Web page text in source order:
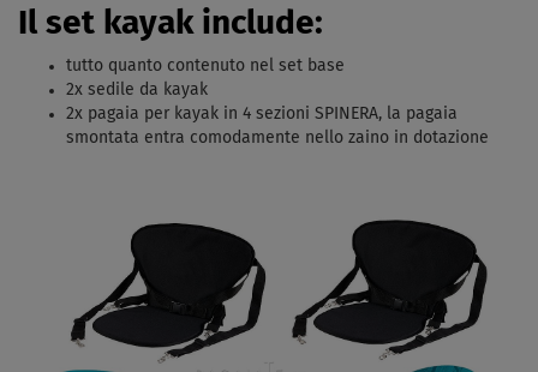
Il set kayak include:
tutto quanto contenuto nel set base
2x sedile da kayak
2x pagaia per kayak in 4 sezioni SPINERA, la pagaia
smontata entra comodamente nello zaino in dotazione